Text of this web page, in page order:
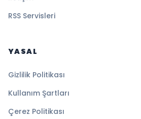
RSS Servisleri
YASAL
Gizlilik Politikası
Kullanım Şartları
Çerez Politikası